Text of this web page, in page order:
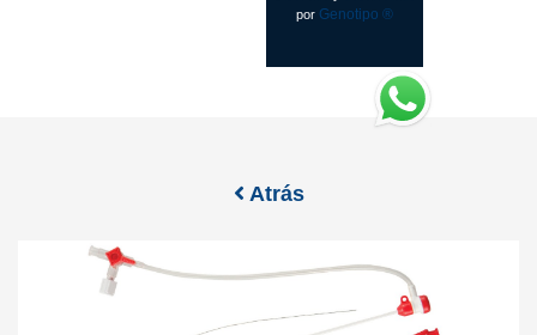
por Genotipo ®
Atrás